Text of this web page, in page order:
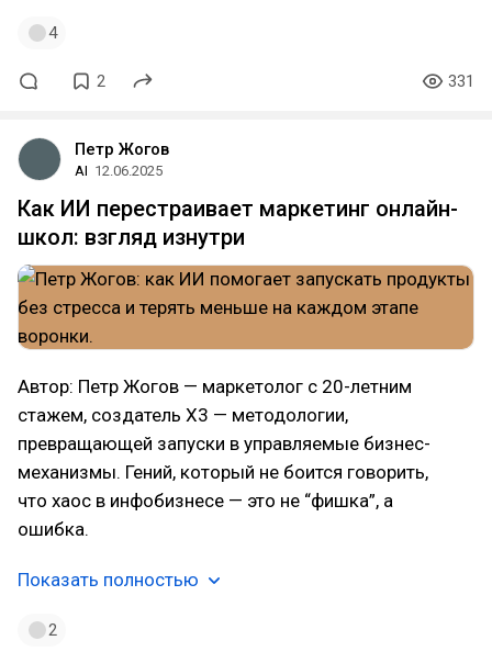
4
2 331
Петр Жогов
AI 12.06.2025
Как ИИ перестраивает маркетинг онлайн-
школ: взгляд изнутри
Автор: Петр Жогов — маркетолог с 20-летним
стажем, создатель X3 — методологии,
превращающей запуски в управляемые бизнес-
механизмы. Гений, который не боится говорить,
что хаос в инфобизнесе — это не “фишка”, а
ошибка.
Показать полностью
2